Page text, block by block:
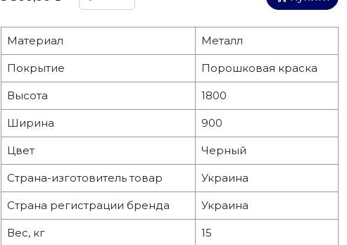
Материал Металл
Покрытие Порошковая краска
Высота 1800
Ширина 900
Цвет Черный
Страна-изготовитель товар Украина
Страна регистрации бренда Украина
Вес, кг 15